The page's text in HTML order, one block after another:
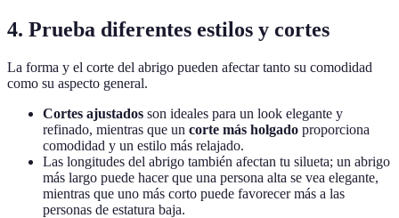
4. Prueba diferentes estilos y cortes
La forma y el corte del abrigo pueden afectar tanto su comodidad
como su aspecto general.
Cortes ajustados son ideales para un look elegante y
refinado, mientras que un corte más holgado proporciona
comodidad y un estilo más relajado.
Las longitudes del abrigo también afectan tu silueta; un abrigo
más largo puede hacer que una persona alta se vea elegante,
mientras que uno más corto puede favorecer más a las
personas de estatura baja.